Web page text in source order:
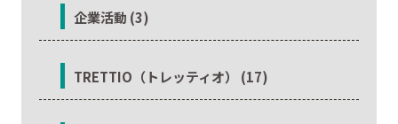
企業活動 (3)
TRETTIO（トレッティオ） (17)